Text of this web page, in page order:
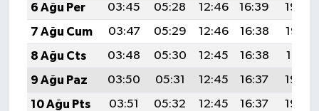
6 Ağu Per
03:45 05:28 12:46 16:39
19:54
7 Ağu Cum
03:47 05:29 12:46 16:38
19:53
8 Ağu Cts
03:48 05:30 12:45 16:38
19:51
9 Ağu Paz
03:50 05:31 12:45 16:37
19:50
10 Ağu Pts
03:51 05:32 12:45 16:37
19:49